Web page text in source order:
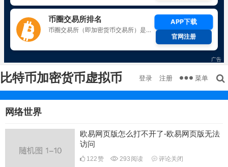
比特币加密货币虚拟币 登录 注册 菜单
网络世界
欧易网页版怎么打不开了-欧易网页版无法
访问
122赞 293 阅读 评论关闭